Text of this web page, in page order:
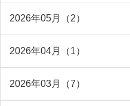
2026年05月（2）
2026年04月（1）
2026年03月（7）